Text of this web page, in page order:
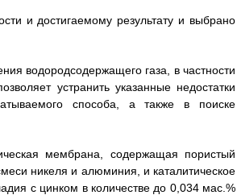
и достигаемому результату и выбрано
водородсодержащего газа, в частности
устранить указанные недостатки
способа, а также в поиске
мембрана, содержащая пористый
никеля и алюминия, и каталитическое
с цинком в количестве до 0,034 мас.%